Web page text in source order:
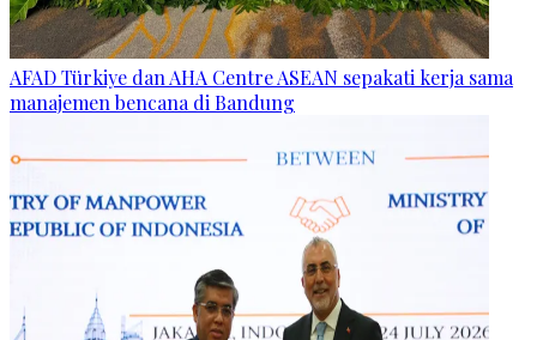
AFAD Türkiye dan AHA Centre ASEAN sepakati kerja sama
manajemen bencana di Bandung